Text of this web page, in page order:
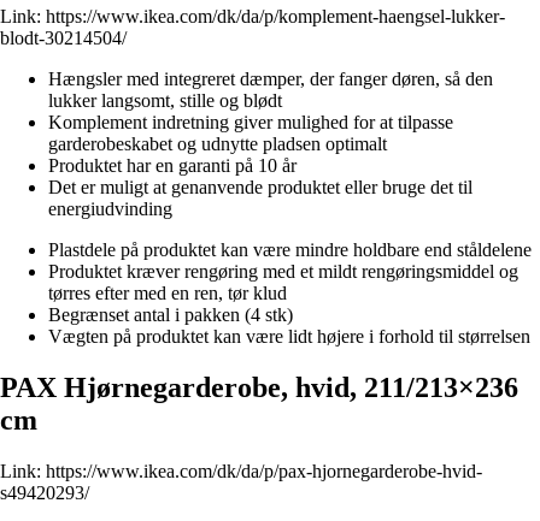
Link: https://www.ikea.com/dk/da/p/komplement-haengsel-lukker-
blodt-30214504/
Hængsler med integreret dæmper, der fanger døren, så den
lukker langsomt, stille og blødt
Komplement indretning giver mulighed for at tilpasse
garderobeskabet og udnytte pladsen optimalt
Produktet har en garanti på 10 år
Det er muligt at genanvende produktet eller bruge det til
energiudvinding
Plastdele på produktet kan være mindre holdbare end ståldelene
Produktet kræver rengøring med et mildt rengøringsmiddel og
tørres efter med en ren, tør klud
Begrænset antal i pakken (4 stk)
Vægten på produktet kan være lidt højere i forhold til størrelsen
PAX Hjørnegarderobe, hvid, 211/213×236
cm
Link: https://www.ikea.com/dk/da/p/pax-hjornegarderobe-hvid-
s49420293/